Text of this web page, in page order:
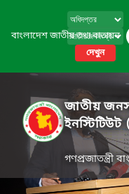
বাংলাদেশ জাতীয় তথ্য বাতায়ন
দেখুন
জাতীয়
ইনস্টিটিউট
গণপ্রজাতন্ত্রী